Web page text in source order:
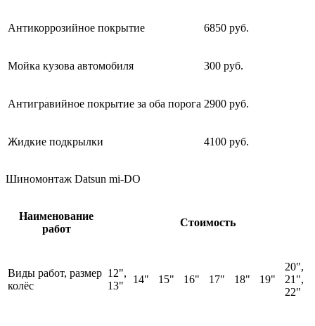
Антикоррозийное покрытие 6850 руб.
Мойка кузова автомобиля 300 руб.
Антигравийное покрытие за оба порога 2900 руб.
Жидкие подкрылки 4100 руб.
Шиномонтаж Datsun mi-DO
Наименование
работ
Стоимость
Виды работ, размер
колёс
12",
13"
14" 15" 16" 17" 18" 19"
20",
21",
22"